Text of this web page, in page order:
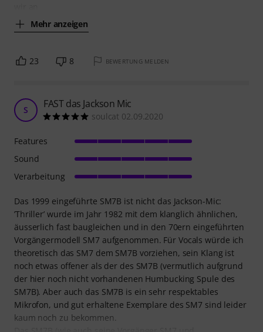
Mehr anzeigen
23 8 BEWERTUNG MELDEN
S FAST das Jackson Mic
soulcat 02.09.2020
Das 1999 eingeführte SM7B ist nicht das Jackson-Mic:
’Thriller’ wurde im Jahr 1982 mit dem klanglich ähnlichen,
äusserlich fast baugleichen und in den 70ern eingeführten
Vorgängermodell SM7 aufgenommen. Für Vocals würde ich
theoretisch das SM7 dem SM7B vorziehen, sein Klang ist
noch etwas offener als der des SM7B (vermutlich aufgrund
der hier noch nicht vorhandenen Humbucking Spule des
SM7B). Aber auch das SM7B is ein sehr respektables
Mikrofon, und gut erhaltene Exemplare des SM7 sind leider
kaum noch zu bekommen.
Features
Sound
Verarbeitung